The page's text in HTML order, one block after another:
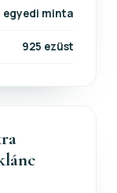
egyedi minta
925 ezüst